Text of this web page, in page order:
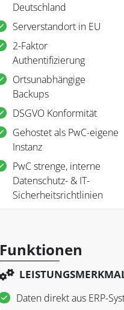
Deutschland
Serverstandort in EU
2-Faktor
Authentifizierung
Ortsunabhängige
Backups
DSGVO Konformität
Gehostet als PwC-eigene
Instanz
PwC strenge, interne
Datenschutz- & IT-
Sicherheitsrichtlinien
Funktionen
Daten direkt aus ERP-